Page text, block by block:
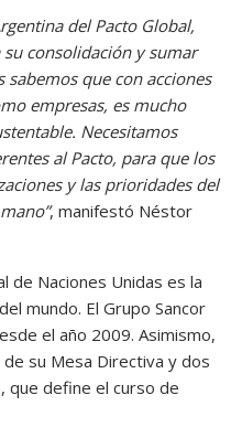
del Pacto Global,
consolidación y sumar
sabemos que con acciones
empresas, es mucho
Necesitamos
al Pacto, para que los
y las prioridades del
, manifestó Néstor
de Naciones Unidas es la
mundo. El Grupo Sancor
el año 2009. Asimismo,
su Mesa Directiva y dos
que define el curso de